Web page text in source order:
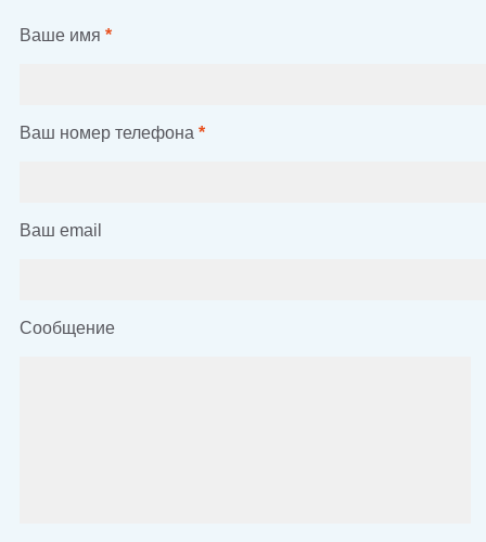
Ваше имя *
Ваш номер телефона *
Ваш email
Сообщение